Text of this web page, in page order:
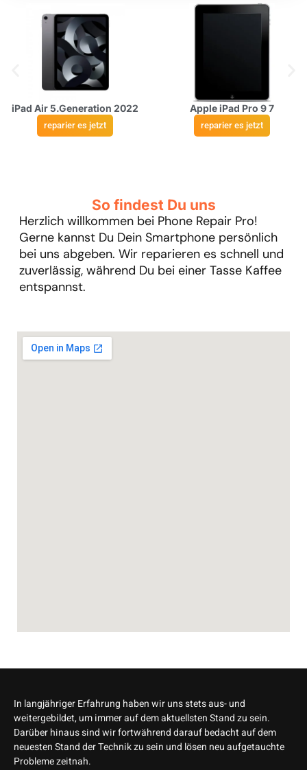
iPad Air 5.Generation 2022
reparier es jetzt
Apple iPad Pro 9 7
reparier es jetzt
So findest Du uns
Herzlich willkommen bei Phone Repair Pro!
Gerne kannst Du Dein Smartphone persönlich
bei uns abgeben. Wir reparieren es schnell und
zuverlässig, während Du bei einer Tasse Kaffee
entspannst.
In langjähriger Erfahrung haben wir uns stets aus- und
weitergebildet, um immer auf dem aktuellsten Stand zu sein.
Darüber hinaus sind wir fortwährend darauf bedacht auf dem
neuesten Stand der Technik zu sein und lösen neu aufgetauchte
Probleme zeitnah.